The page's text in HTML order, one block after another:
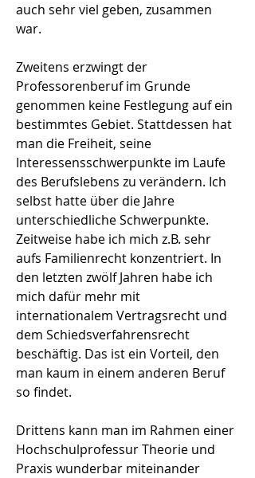
auch sehr viel geben, zusammen
war.
Zweitens erzwingt der
Professorenberuf im Grunde
genommen keine Festlegung auf ein
bestimmtes Gebiet. Stattdessen hat
man die Freiheit, seine
Interessensschwerpunkte im Laufe
des Berufslebens zu verändern. Ich
selbst hatte über die Jahre
unterschiedliche Schwerpunkte.
Zeitweise habe ich mich z.B. sehr
aufs Familienrecht konzentriert. In
den letzten zwölf Jahren habe ich
mich dafür mehr mit
internationalem Vertragsrecht und
dem Schiedsverfahrensrecht
beschäftig. Das ist ein Vorteil, den
man kaum in einem anderen Beruf
so findet.
Drittens kann man im Rahmen einer
Hochschulprofessur Theorie und
Praxis wunderbar miteinander